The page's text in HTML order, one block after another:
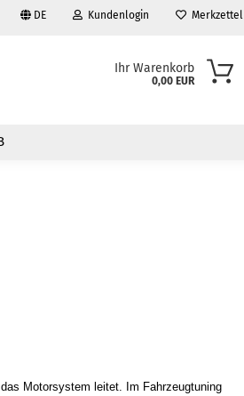
DE Kundenlogin Merkzettel
Ihr Warenkorb
0,00 EUR
Motorsystem leitet. Im Fahrzeugtuning